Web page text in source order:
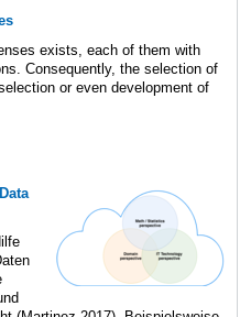
exists, each of them with
Consequently, the selection of
or even development of